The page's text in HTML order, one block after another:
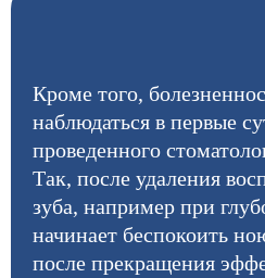
Кроме того,
наблюдаться в первые
проведенного
Так, после удаления
зуба, например при
начинает беспокоить
после прекращения